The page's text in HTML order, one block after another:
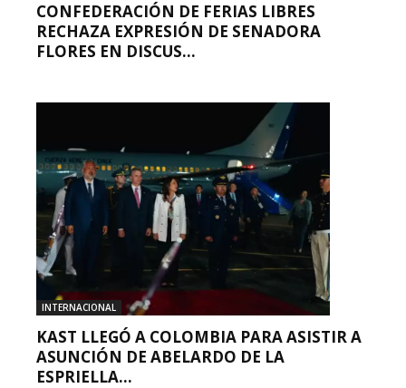
CONFEDERACIÓN DE FERIAS LIBRES
RECHAZA EXPRESIÓN DE SENADORA
FLORES EN DISCUS...
INTERNACIONAL
KAST LLEGÓ A COLOMBIA PARA ASISTIR A
ASUNCIÓN DE ABELARDO DE LA
ESPRIELLA...